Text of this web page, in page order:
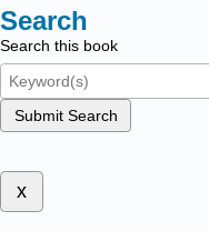
Search
Search this book
Submit Search
x